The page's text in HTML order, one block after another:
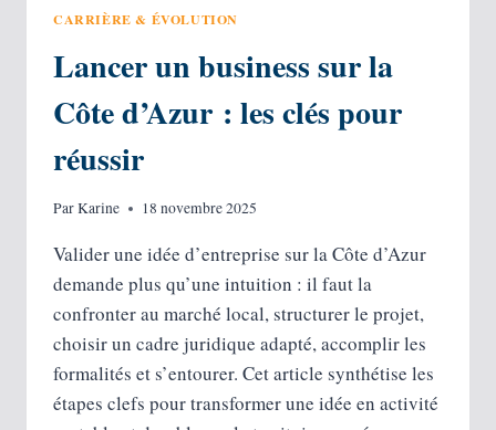
CARRIÈRE & ÉVOLUTION
Lancer un business sur la
Côte d’Azur : les clés pour
réussir
ParKarine 18 novembre 2025
Valider une idée d’entreprise sur la Côte d’Azur
demande plus qu’une intuition : il faut la
confronter au marché local, structurer le projet,
choisir un cadre juridique adapté, accomplir les
formalités et s’entourer. Cet article synthétise les
étapes clefs pour transformer une idée en activité